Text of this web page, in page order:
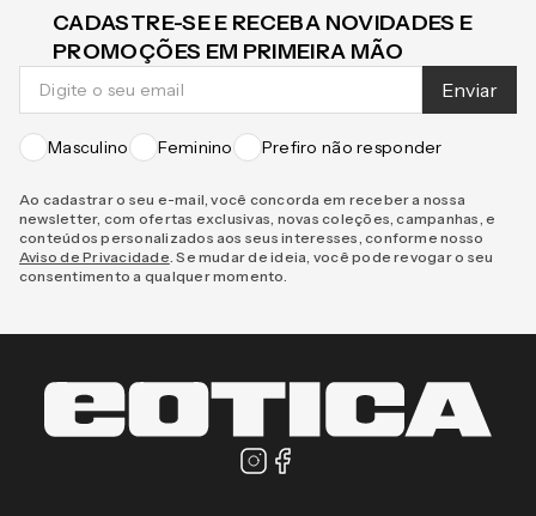
CADASTRE-SE E RECEBA NOVIDADES E
PROMOÇÕES EM PRIMEIRA MÃO
Enviar
Masculino Feminino Prefiro não responder
Ao cadastrar o seu e-mail, você concorda em receber a nossa
newsletter, com ofertas exclusivas, novas coleções, campanhas, e
conteúdos personalizados aos seus interesses, conforme nosso
Aviso de Privacidade . Se mudar de ideia, você pode revogar o seu
consentimento a qualquer momento.